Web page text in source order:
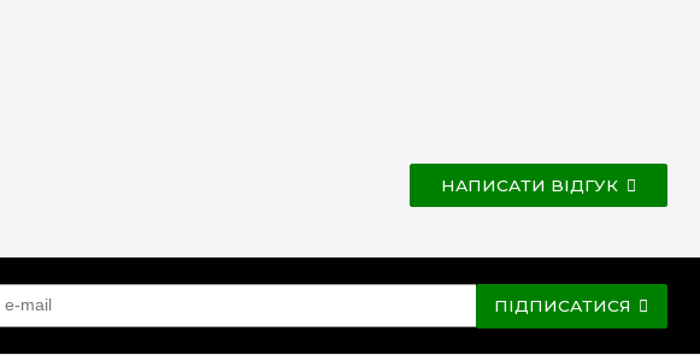
НАПИСАТИ ВІДГУК
ПІДПИСАТИСЯ